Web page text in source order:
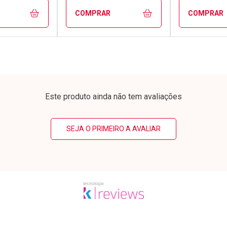
COMPRAR COMPRAR
Este produto ainda não tem avaliações
SEJA O PRIMEIRO A AVALIAR